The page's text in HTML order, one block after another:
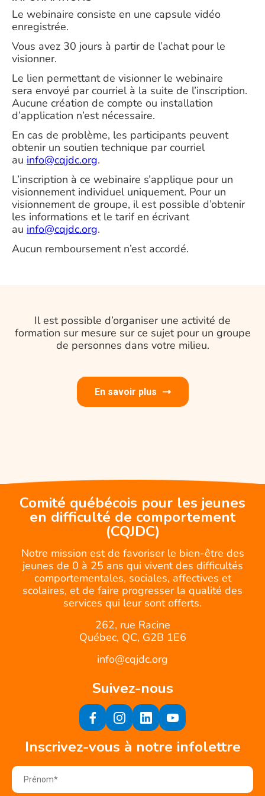
Le webinaire consiste en une capsule vidéo
enregistrée.
Vous avez 30 jours à partir de l’achat pour le
visionner.
Le lien permettant de visionner le webinaire
sera envoyé par courriel à la suite de l’inscription.
Aucune création de compte ou installation
d’application n’est nécessaire.
En cas de problème, les participants peuvent
obtenir un soutien technique par courriel
au info@cqjdc.org.
L’inscription à ce webinaire s’applique pour un
visionnement individuel uniquement. Pour un
visionnement de groupe, il est possible d’obtenir
les informations et le tarif en écrivant
au info@cqjdc.org.
Aucun remboursement n’est accordé.
Il est possible d’organiser une activité de
formation sur mesure sur ce sujet pour un groupe
de personnes dans votre milieu.
En savoir plus
Comité québécois pour les jeunes
en difficulté de comportement
(CQJDC)
Notre mission est de favoriser le bien-être des
jeunes de 0 à 25 ans qui vivent des difficultés
comportementales, sociales, affectives et
scolaires, et de faire progresser la qualité des
services qui leur sont offerts.
262, rue Racine
Québec, QC, G2B 1E6
info@cqjdc.org
Suivez-nous
Inscrivez-vous à notre infolettre